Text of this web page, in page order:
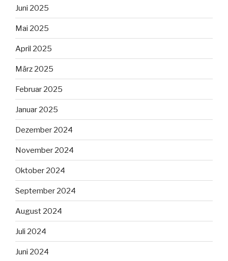
Juni 2025
Mai 2025
April 2025
März 2025
Februar 2025
Januar 2025
Dezember 2024
November 2024
Oktober 2024
September 2024
August 2024
Juli 2024
Juni 2024